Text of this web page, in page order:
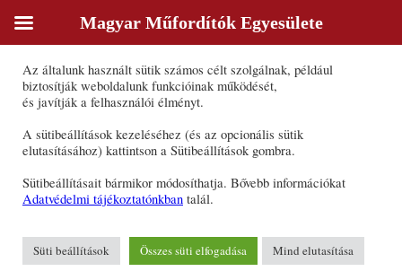
Győri László
Célnyelv(ek): magyar
Fordításon kívüli egyéb tevékenység:
- kontrollszerkesztés
Sütik
Az általunk használt sütik számos célt szolgálnak, például
biztosítják weboldalunk funkcióinak működését,
és javítják a felhasználói élményt.
A sütibeállítások kezeléséhez (és az opcionális sütik
elutasításához) kattintson a Sütibeállítások gombra.
Sütibeállításait bármikor módosíthatja. Bővebb információkat
Adatvédelmi tájékoztatónkban talál.
Süti beállítások Összes süti elfogadása Mind elutasítása
Magyar Műfordítók Egyesülete